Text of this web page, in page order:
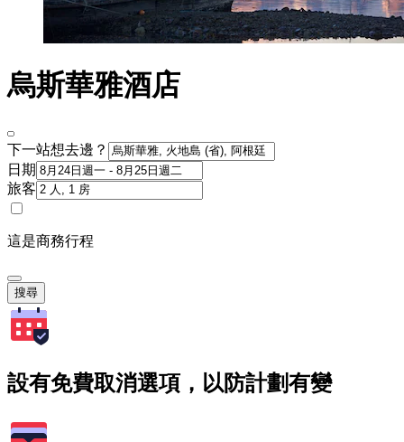
烏斯華雅酒店
下一站想去邊？
日期
旅客
這是商務行程
搜尋
設有免費取消選項，以防計劃有變